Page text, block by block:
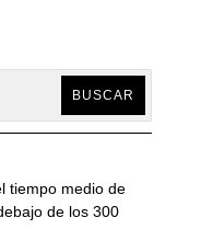
BUSCAR
tiempo medio de
de los 300